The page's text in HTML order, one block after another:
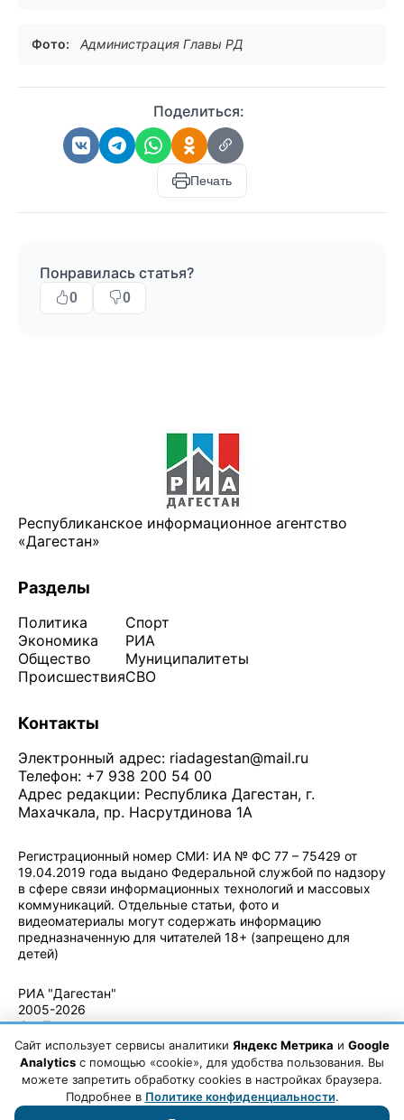
Фото: Администрация Главы РД
Поделиться:
Печать
Понравилась статья?
0 0
Республиканское информационное агентство
«Дагестан»
Разделы
Политика
Экономика
Общество
Происшествия
Спорт
РИА
Муниципалитеты
СВО
Контакты
Электронный адрес: riadagestan@mail.ru
Телефон: +7 938 200 54 00
Адрес редакции: Республика Дагестан, г.
Махачкала, пр. Насрутдинова 1А
Регистрационный номер СМИ: ИА № ФС 77 – 75429 от
19.04.2019 года выдано Федеральной службой по надзору
в сфере связи информационных технологий и массовых
коммуникаций. Отдельные статьи, фото и
видеоматериалы могут содержать информацию
предназначенную для читателей 18+ (запрещено для
детей)
РИА "Дагестан"
2005-2026
© - Правила
использования
материалов.
Авторские
Сайт использует сервисы аналитики Яндекс Метрика и Google
Analytics с помощью «cookie», для удобства пользования. Вы
можете запретить обработку cookies в настройках браузера.
Подробнее в Политике конфиденциальности.